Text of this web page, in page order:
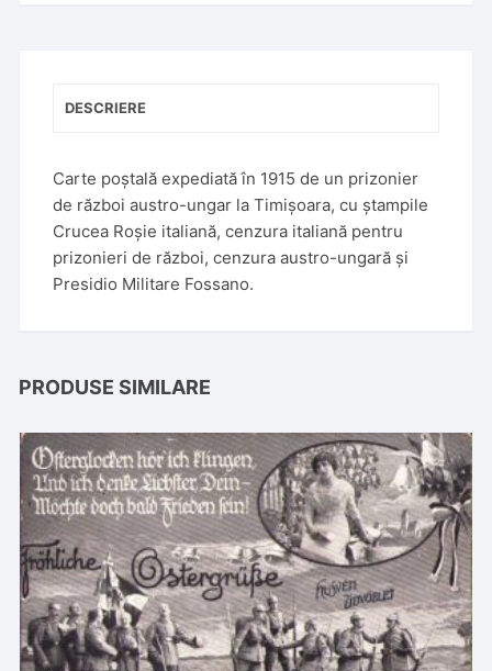
DESCRIERE
Carte poștală expediată în 1915 de un prizonier
de război austro-ungar la Timișoara, cu ștampile
Crucea Roșie italiană, cenzura italiană pentru
prizonieri de război, cenzura austro-ungară și
Presidio Militare Fossano.
PRODUSE SIMILARE